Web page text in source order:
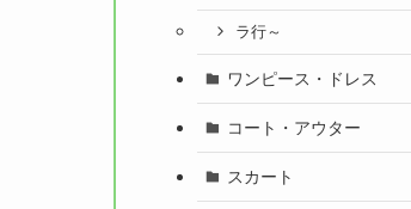
ラ行～
ワンピース・ドレス
コート・アウター
スカート